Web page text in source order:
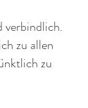
verbindlich.
zu allen
zu